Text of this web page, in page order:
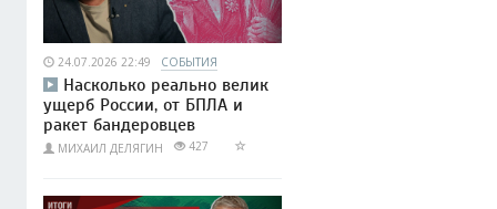
24.07.2026 22:49 СОБЫТИЯ
Насколько реально велик
ущерб России, от БПЛА и
ракет бандеровцев
МИХАИЛ ДЕЛЯГИН 427